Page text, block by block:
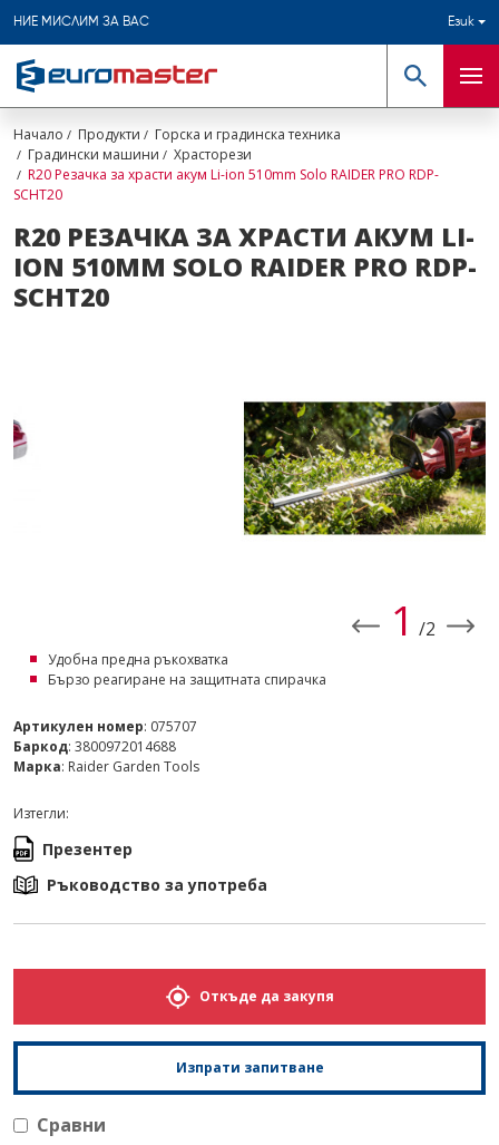
НИЕ МИСЛИМ ЗА ВАС Език
Търсене
Начало Продукти
Горска и градинска техника
Градински машини
Храсторези
R20 Резачка за храсти акум Li-ion 510mm Solo RAIDER PRO RDP-
SCHT20
R20 РЕЗАЧКА ЗА ХРАСТИ АКУМ LI-
ION 510MM SOLO RAIDER PRO RDP-
SCHT20
2 /2
Удобна предна ръкохватка
Бързо реагиране на защитната спирачка
Артикулен номер: 075707
Баркод: 3800972014688
Марка: Raider Garden Tools
Изтегли:
Презентер
Ръководство за употреба
Откъде да закупя
Изпрати запитване
Сравни